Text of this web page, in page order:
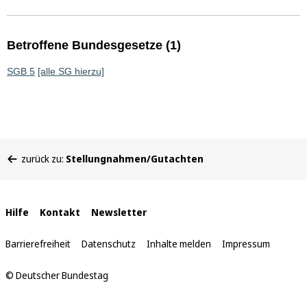
Betroffene Bundesgesetze (1)
SGB 5 [alle SG hierzu]
befinden
zurück zu: Stellungnahmen/Gutachten
Interne
Links
Hilfe Kontakt Newsletter
Barrierefreiheit Datenschutz Inhalte melden Impressum
© Deutscher Bundestag